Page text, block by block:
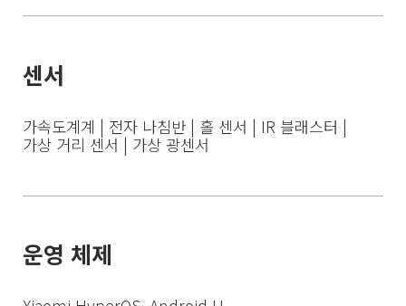
센서
가속도계계 | 전자 나침반 | 홀 센서 | IR 블래스터 |
가상 거리 센서 | 가상 광센서